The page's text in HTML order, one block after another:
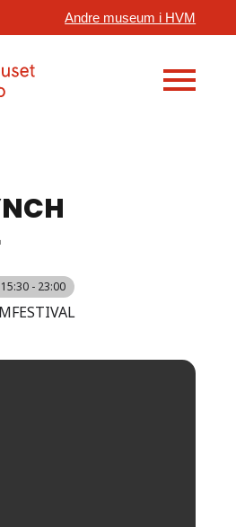
Andre museum i HVM
15:30 - 23:00